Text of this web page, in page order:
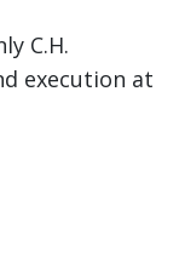
C.H.
execution at